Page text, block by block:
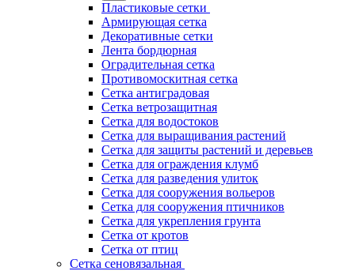
Пластиковые сетки
Армирующая сетка
Декоративные сетки
Лента бордюрная
Оградительная сетка
Противомоскитная сетка
Сетка антиградовая
Сетка ветрозащитная
Сетка для водостоков
Сетка для выращивания растений
Сетка для защиты растений и деревьев
Сетка для ограждения клумб
Сетка для разведения улиток
Сетка для сооружения вольеров
Сетка для сооружения птичников
Сетка для укрепления грунта
Сетка от кротов
Сетка от птиц
Сетка сеновязальная